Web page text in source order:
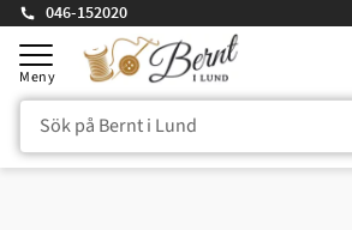
Meny
046-152020